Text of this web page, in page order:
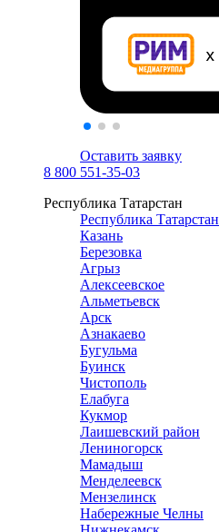
Оставить заявку
8 800 551-35-03
Республика Татарстан
Республика Татарстан
Казань
Березовка
Агрыз
Алексеевское
Альметьевск
Арск
Азнакаево
Бугульма
Буинск
Чистополь
Елабуга
Кукмор
Лаишевский район
Лениногорск
Мамадыш
Менделеевск
Мензелинск
Набережные Челны